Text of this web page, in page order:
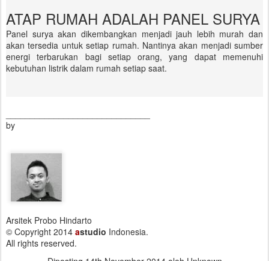
ATAP RUMAH ADALAH PANEL SURYA
Panel surya akan dikembangkan menjadi jauh lebih murah dan
akan tersedia untuk setiap rumah. Nantinya akan menjadi sumber
energi terbarukan bagi setiap orang, yang dapat memenuhi
kebutuhan listrik dalam rumah setiap saat.
by
Arsitek Probo Hindarto
© Copyright 2014 astudio Indonesia.
All rights reserved.